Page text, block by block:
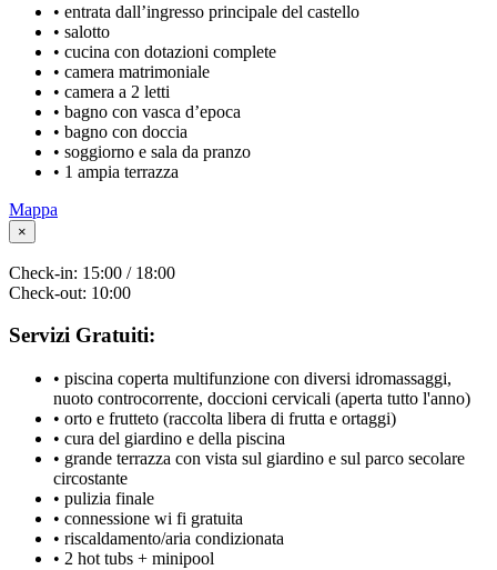
• entrata dall’ingresso principale del castello
• salotto
• cucina con dotazioni complete
• camera matrimoniale
• camera a 2 letti
• bagno con vasca d’epoca
• bagno con doccia
• soggiorno e sala da pranzo
• 1 ampia terrazza
Mappa
×
Check-in: 15:00 / 18:00
Check-out: 10:00
Servizi Gratuiti:
• piscina coperta multifunzione con diversi idromassaggi,
nuoto controcorrente, doccioni cervicali (aperta tutto l'anno)
• orto e frutteto (raccolta libera di frutta e ortaggi)
• cura del giardino e della piscina
• grande terrazza con vista sul giardino e sul parco secolare
circostante
• pulizia finale
• connessione wi fi gratuita
• riscaldamento/aria condizionata
• 2 hot tubs + minipool